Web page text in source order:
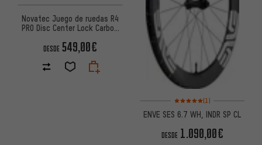
Novatec Juego de ruedas R4
PRO Disc Center Lock Carbon
DESDE 549,00€
Valoración media: 5 de 5
(1)
ENVE SES 6.7 WH, INDR SP CL
DESDE 1.090,00€